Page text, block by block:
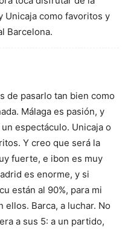
Unicaja como favoritos y
Barcelona.
de pasarlo tan bien como
Málaga es pasión, y
espectáculo. Unicaja o
Y creo que será la
fuerte, e ibon es muy
es enorme, y si
están al 90%, para mi
ellos. Barca, a luchar. No
a sus 5: a un partido,